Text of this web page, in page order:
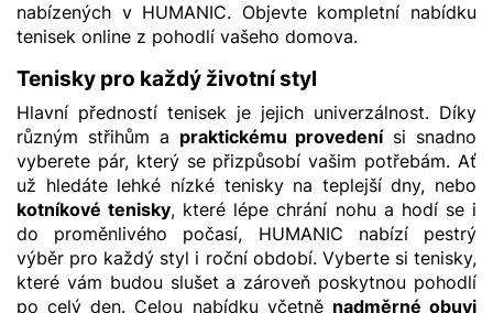
nabízených v HUMANIC. Objevte kompletní nabídku
tenisek online z pohodlí vašeho domova.
Tenisky pro každý životní styl
Hlavní předností tenisek je jejich univerzálnost. Díky
různým střihům a praktickému provedenísi snadno
vyberete pár, který se přizpůsobí vašim potřebám. Ať
už hledáte lehké nízké tenisky na teplejší dny, nebo
kotníkové tenisky, které lépe chrání nohu a hodí se i
do proměnlivého počasí, HUMANIC nabízí pestrý
výběr pro každý styl i roční období. Vyberte si tenisky,
které vám budou slušet a zároveň poskytnou pohodlí
po celý den. Celou nabídku včetně nadměrné obuvi